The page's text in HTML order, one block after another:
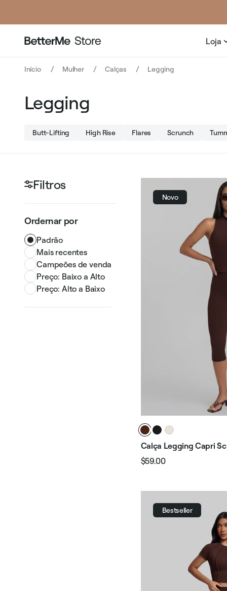
Loja
Início Mulher Calças Legging
Legging
Butt-Lifting High Rise Flares Scrunch
Filtros
Ordernar por
Padrão
Mais recentes
Campeões de venda
Preço: Baixo a Alto
Preço: Alto a Baixo
Novo
Calça Legging Capri
Preço
$59.00
Bestseller